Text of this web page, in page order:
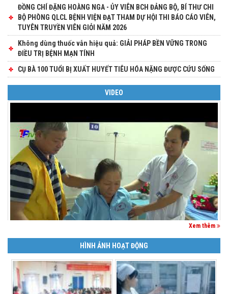
ĐỒNG CHÍ ĐẶNG HOÀNG NGA - ỦY VIÊN BCH ĐẢNG BỘ, BÍ THƯ CHI
BỘ PHÒNG QLCL BỆNH VIỆN ĐẠT THAM DỰ HỘI THI BÁO CÁO VIÊN,
TUYÊN TRUYỀN VIÊN GIỎI NĂM 2026
Không dùng thuốc vẫn hiệu quả: GIẢI PHÁP BỀN VỮNG TRONG
ĐIỀU TRỊ BỆNH MẠN TÍNH
CỤ BÀ 100 TUỔI BỊ XUẤT HUYẾT TIÊU HÓA NẶNG ĐƯỢC CỨU SỐNG
VIDEO
Xem thêm
HÌNH ẢNH HOẠT ĐỘNG